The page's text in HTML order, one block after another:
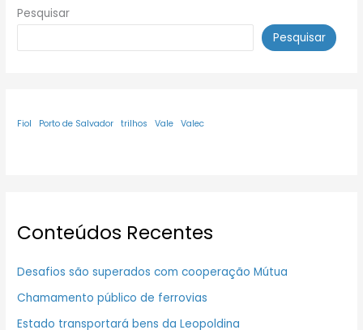
Pesquisar
Pesquisar
Fiol Porto de Salvador trilhos Vale Valec
Conteúdos Recentes
Desafios são superados com cooperação Mútua
Chamamento público de ferrovias
Estado transportará bens da Leopoldina